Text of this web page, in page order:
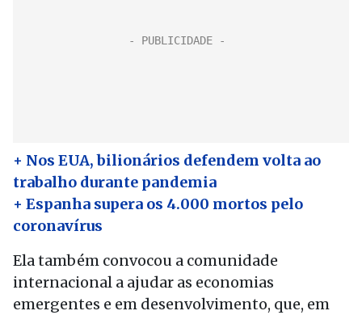
+ Nos EUA, bilionários defendem volta ao
trabalho durante pandemia
+ Espanha supera os 4.000 mortos pelo
coronavírus
Ela também convocou a comunidade
internacional a ajudar as economias
emergentes e em desenvolvimento, que, em